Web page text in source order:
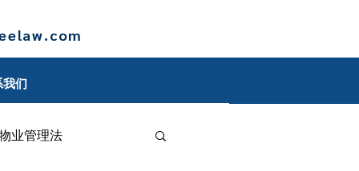
们
业管理法